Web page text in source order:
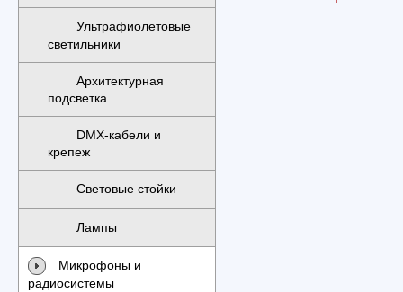
Ультрафиолетовые
светильники
Архитектурная
подсветка
DMX-кабели и
крепеж
Световые стойки
Лампы
Микрофоны и
радиосистемы